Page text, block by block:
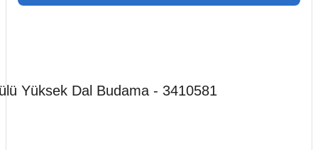
Yüksek Dal Budama - 3410581